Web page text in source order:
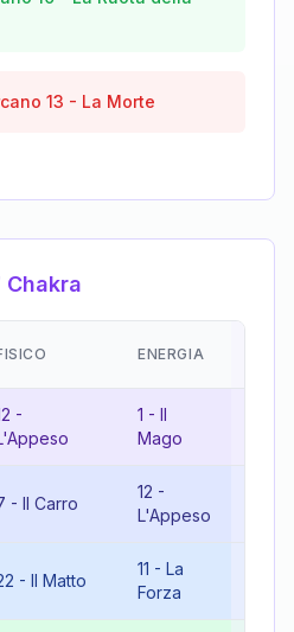
13 - La Morte
Chakra
ENERGIA
-
1 - Il
Mago
- Il Carro
12 -
L'Appeso
- Il Matto
11 - La
Forza